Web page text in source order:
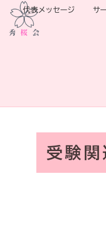
代表メッセージ サ
受験関